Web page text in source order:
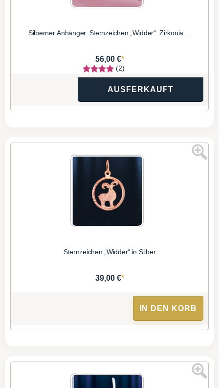
Silberner Anhänger. Sternzeichen „Widder“. Zirkonia ...
56,00 €*
(2)
AUSFERKAUFT
Sternzeichen „Widder“ in Silber
39,00 €*
IN DEN KORB